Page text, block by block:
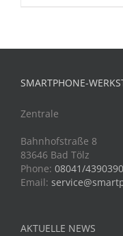
SMARTPHONE-
Zentrale
Bahnhofstraße 8
83646 Bad Tölz
Phone: 08041/4390390
Email:
AKTUELLE NEWS